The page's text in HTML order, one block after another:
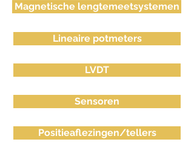
Magnetische lengtemeetsystemen
Lineaire potmeters
LVDT
Sensoren
Positieaflezingen/tellers